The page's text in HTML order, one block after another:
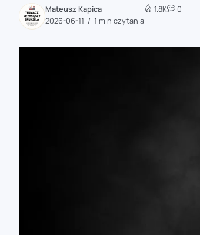
zaobserwuj nas
zaobserwuj nas
Mateusz Kapica
2026-06-11
1 min czytania
1.8K 0